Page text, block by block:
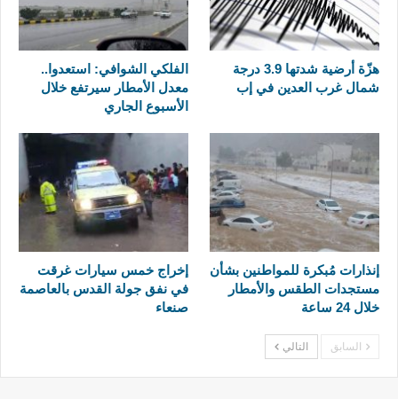
هزّة أرضية شدتها 3.9 درجة
شمال غرب العدين في إب
الفلكي الشوافي: استعدوا..
معدل الأمطار سيرتفع خلال
الأسبوع الجاري
إنذارات مُبكرة للمواطنين بشأن
مستجدات الطقس والأمطار
خلال 24 ساعة
إخراج خمس سيارات غرقت
في نفق جولة القدس بالعاصمة
صنعاء
السابق التالي